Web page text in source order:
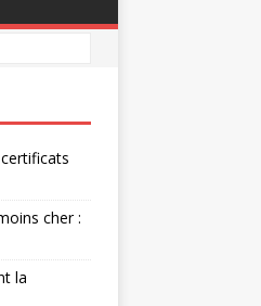
cher :
la